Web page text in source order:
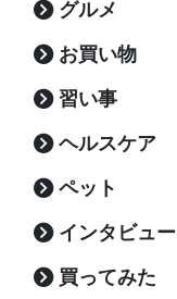
グルメ
お買い物
習い事
ヘルスケア
ペット
インタビュー
買ってみた